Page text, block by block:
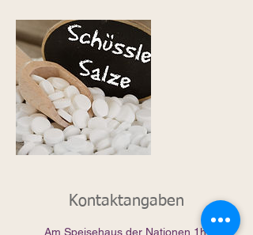
Kontaktangaben
Am Speisehaus der Nationen 1h,